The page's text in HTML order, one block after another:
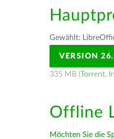
Gewählt:
VERSION
335 MB (Torrent,
Offline
Möchten Sie die